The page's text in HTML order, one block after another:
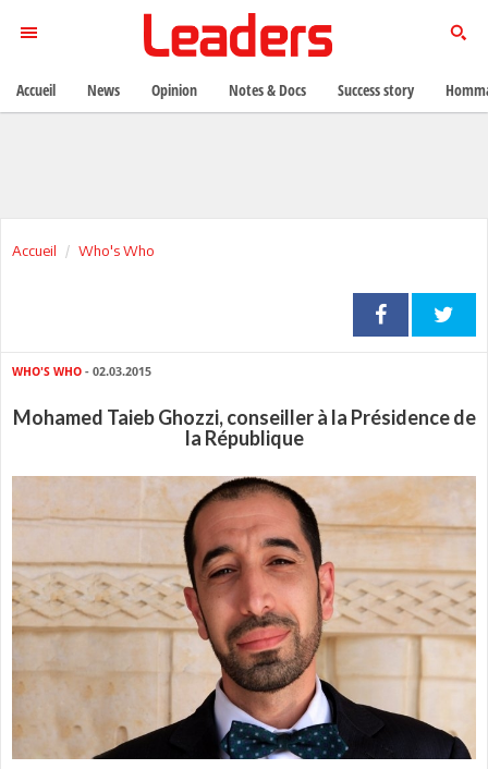
Accueil Who's Who
WHO'S WHO - 02.03.2015
Mohamed Taieb Ghozzi, conseiller à la Présidence de
la République
Accueil News Opinion Notes & Docs Success story